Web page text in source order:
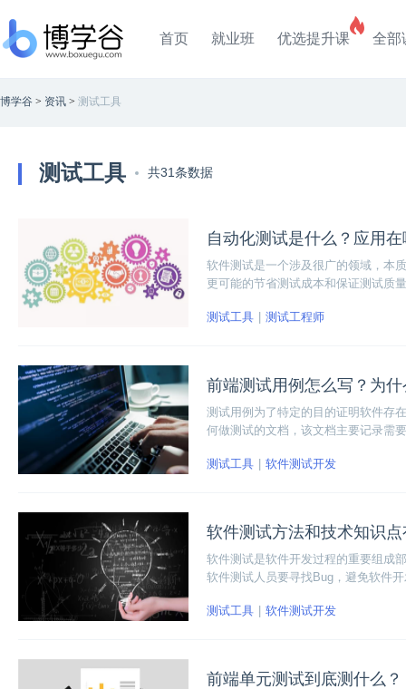
首页 就业班 优选提升课 全部
博学谷 > 资讯 > 测试工具
测试工具 共31条数据
自动化测试是什么？应用
软件测试是一个涉及很广的领域，本
更可能的节省测试成本和保证测试质
测试工具
测试工程师
前端测试用例怎么写？为
测试用例为了特定的目的证明软件存
何做测试的文档，该文档主要记录需
测试工具 软件测试开发
软件测试方法和技术知识
软件测试是软件开发过程的重要组成
软件测试人员要寻找Bug，避免软件
测试工具
软件测试开发
前端单元测试到底测什么？